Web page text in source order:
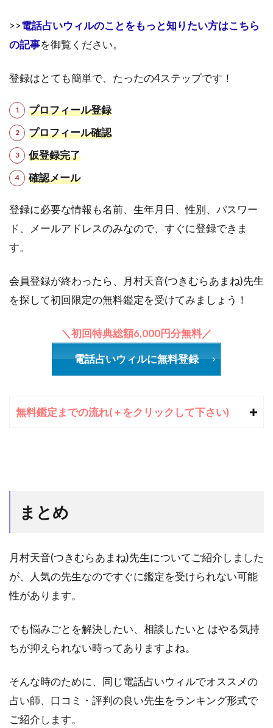
>>電話占いウィルのことをもっと知りたい方はこちら
の記事を御覧ください。
登録はとても簡単で、たったの4ステップです！
プロフィール登録
プロフィール確認
仮登録完了
確認メール
登録に必要な情報も名前、生年月日、性別、パスワー
ド、メールアドレスのみなので、すぐに登録できま
す。
会員登録が終わったら、月村天音(つきむらあまね)先生
を探して初回限定の無料鑑定を受けてみましょう！
＼初回特典総額6,000円分無料／
電話占いウィルに無料登録
無料鑑定までの流れ(＋をクリックして下さい)
まとめ
月村天音(つきむらあまね)先生についてご紹介しました
が、人気の先生なのですぐに鑑定を受けられない可能
性があります。
でも悩みごとを解決したい、相談したいと はやる気持
ちが抑えられない時ってありますよね。
そんな時のために、同じ電話占いウィルでオススメの
占い師、口コミ・評判の良い先生をランキング形式で
ご紹介します。